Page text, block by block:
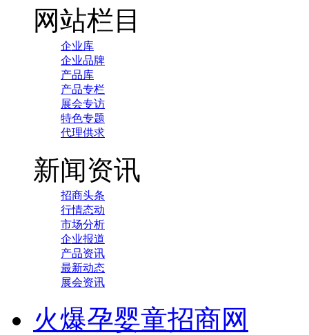
网站栏目
企业库
企业品牌
产品库
产品专栏
展会专访
特色专题
代理供求
新闻资讯
招商头条
行情态动
市场分析
企业报道
产品资讯
最新动态
展会资讯
火爆孕婴童招商网